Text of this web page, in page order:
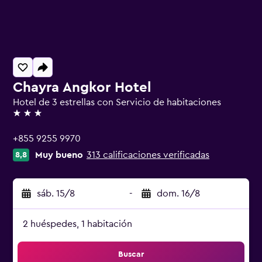
Chayra Angkor Hotel
Hotel de 3 estrellas con Servicio de habitaciones
3 estrellas
+855 9255 9970
8,8 Muy bueno 313 calificaciones verificadas
sáb. 15/8 - dom. 16/8
2 huéspedes, 1 habitación
Buscar